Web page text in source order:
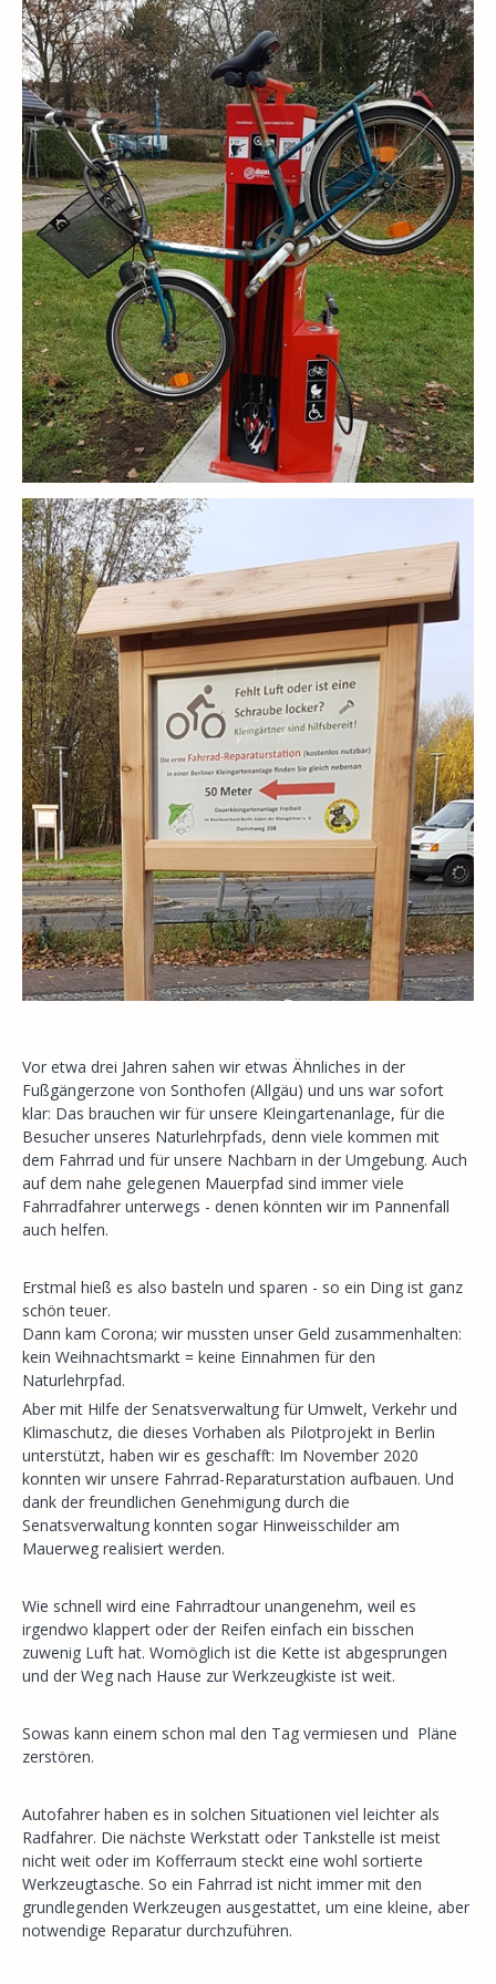
Schau- und Lehrgarten
Fruchthecke
Streuobstwiese
Puzzle
Naschstraße
Trockenmauer
Kräutergarten
Vögel
Quiztafel
Fledermaus
Hinter die Rinde geschaut
Spielplatz
Holzbackofen
Dendrophon
Schaubienenstock
Getreidelehrgarten
Fitnesspark
Chronik einer Idee
Pressefotos
Laubenpieper-Adventsmarkt
Kontakt/Impressum
Vor etwa drei Jahren sahen wir etwas Ähnliches in der
Fußgängerzone von Sonthofen (Allgäu) und uns war sofort
klar: Das brauchen wir für unsere Kleingartenanlage, für die
Besucher unseres Naturlehrpfads, denn viele kommen mit
dem Fahrrad und für unsere Nachbarn in der Umgebung. Auch
auf dem nahe gelegenen Mauerpfad sind immer viele
Fahrradfahrer unterwegs - denen könnten wir im Pannenfall
auch helfen.
Erstmal hieß es also basteln und sparen - so ein Ding ist ganz
schön teuer.
Dann kam Corona; wir mussten unser Geld zusammenhalten:
kein Weihnachtsmarkt = keine Einnahmen für den
Naturlehrpfad.
Aber mit Hilfe der Senatsverwaltung für Umwelt, Verkehr und
Klimaschutz, die dieses Vorhaben als Pilotprojekt in Berlin
unterstützt, haben wir es geschafft: Im November 2020
konnten wir unsere Fahrrad-Reparaturstation aufbauen. Und
dank der freundlichen Genehmigung durch die
Senatsverwaltung konnten sogar Hinweisschilder am
Mauerweg realisiert werden.
Wie schnell wird eine Fahrradtour unangenehm, weil es
irgendwo klappert oder der Reifen einfach ein bisschen
zuwenig Luft hat. Womöglich ist die Kette ist abgesprungen
und der Weg nach Hause zur Werkzeugkiste ist weit.
Sowas kann einem schon mal den Tag vermiesen und Pläne
zerstören.
Autofahrer haben es in solchen Situationen viel leichter als
Radfahrer. Die nächste Werkstatt oder Tankstelle ist meist
nicht weit oder im Kofferraum steckt eine wohl sortierte
Werkzeugtasche. So ein Fahrrad ist nicht immer mit den
grundlegenden Werkzeugen ausgestattet, um eine kleine, aber
notwendige Reparatur durchzuführen.